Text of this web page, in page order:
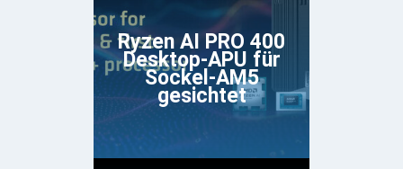
Ryzen AI PRO 400
Desktop-APU für
Sockel-AM5
gesichtet